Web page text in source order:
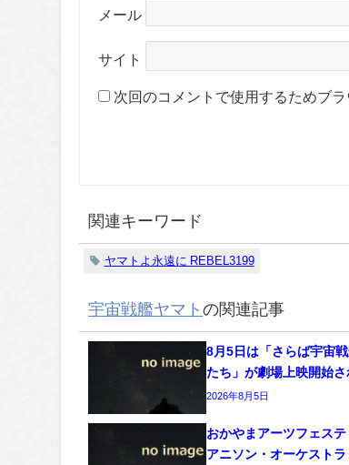
メール
サイト
次回のコメントで使用するためブ
関連キーワード
ヤマトよ永遠に REBEL3199
宇宙戦艦ヤマトの関連記事
8月5日は「さらば宇宙
たち」が劇場上映開始さ
2026年8月5日
おかやまアーツフェス
アニソン・オーケスト